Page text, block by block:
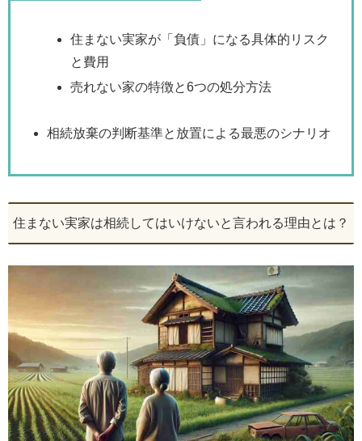
住まない実家が「負債」になる具体的リスク
と費用
売れない家の特徴と6つの処分方法
相続放棄の判断基準と放置による最悪のシナリオ
住まない実家は相続してはいけないと言われる理由とは？